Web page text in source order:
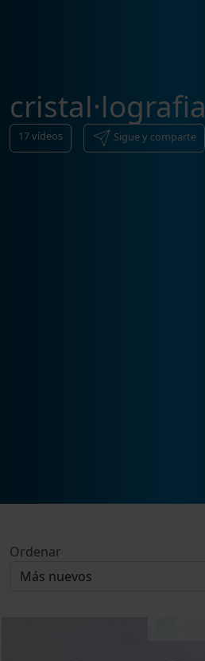
cristal·lografia
17vídeos Sigue y comparte
Ordenar